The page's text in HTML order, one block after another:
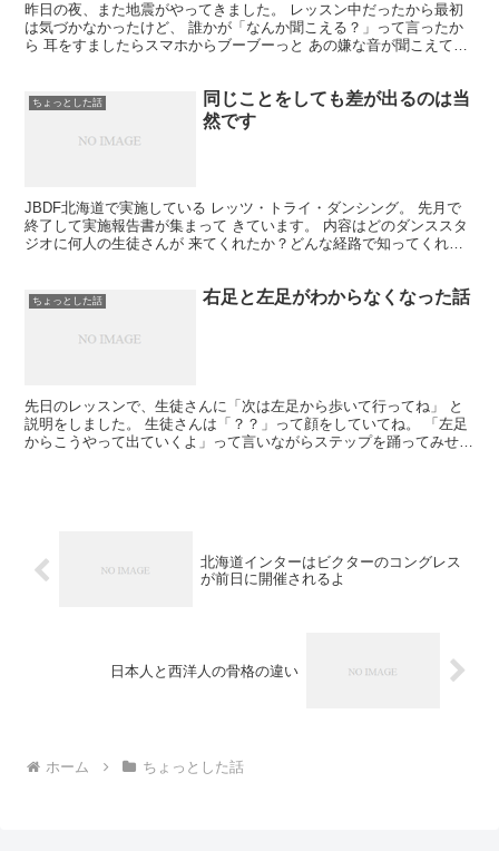
昨日の夜、また地震がやってきました。 レッスン中だったから最初
は気づかなかったけど、 誰かが「なんか聞こえる？」って言ったか
ら 耳をすましたらスマホからブーブーっと あの嫌な音が聞こえてき
ちょっとした話
同じことをしても差が出るのは当
然です
JBDF北海道で実施している レッツ・トライ・ダンシング。 先月で
終了して実施報告書が集まって きています。 内容はどのダンススタ
ジオに何人の生徒さんが 来てくれたか？どんな経路で知ってくれた
ちょっとした話 右足と左足がわからなくなった話
先日のレッスンで、生徒さんに「次は左足から歩いて行ってね」 と
説明をしました。 生徒さんは「？？」って顔をしていてね。 「左足
からこうやって出ていくよ」って言いながらステップを踊ってみせま
北海道インターはビクターのコングレス
が前日に開催されるよ
日本人と西洋人の骨格の違い
ホーム ちょっとした話